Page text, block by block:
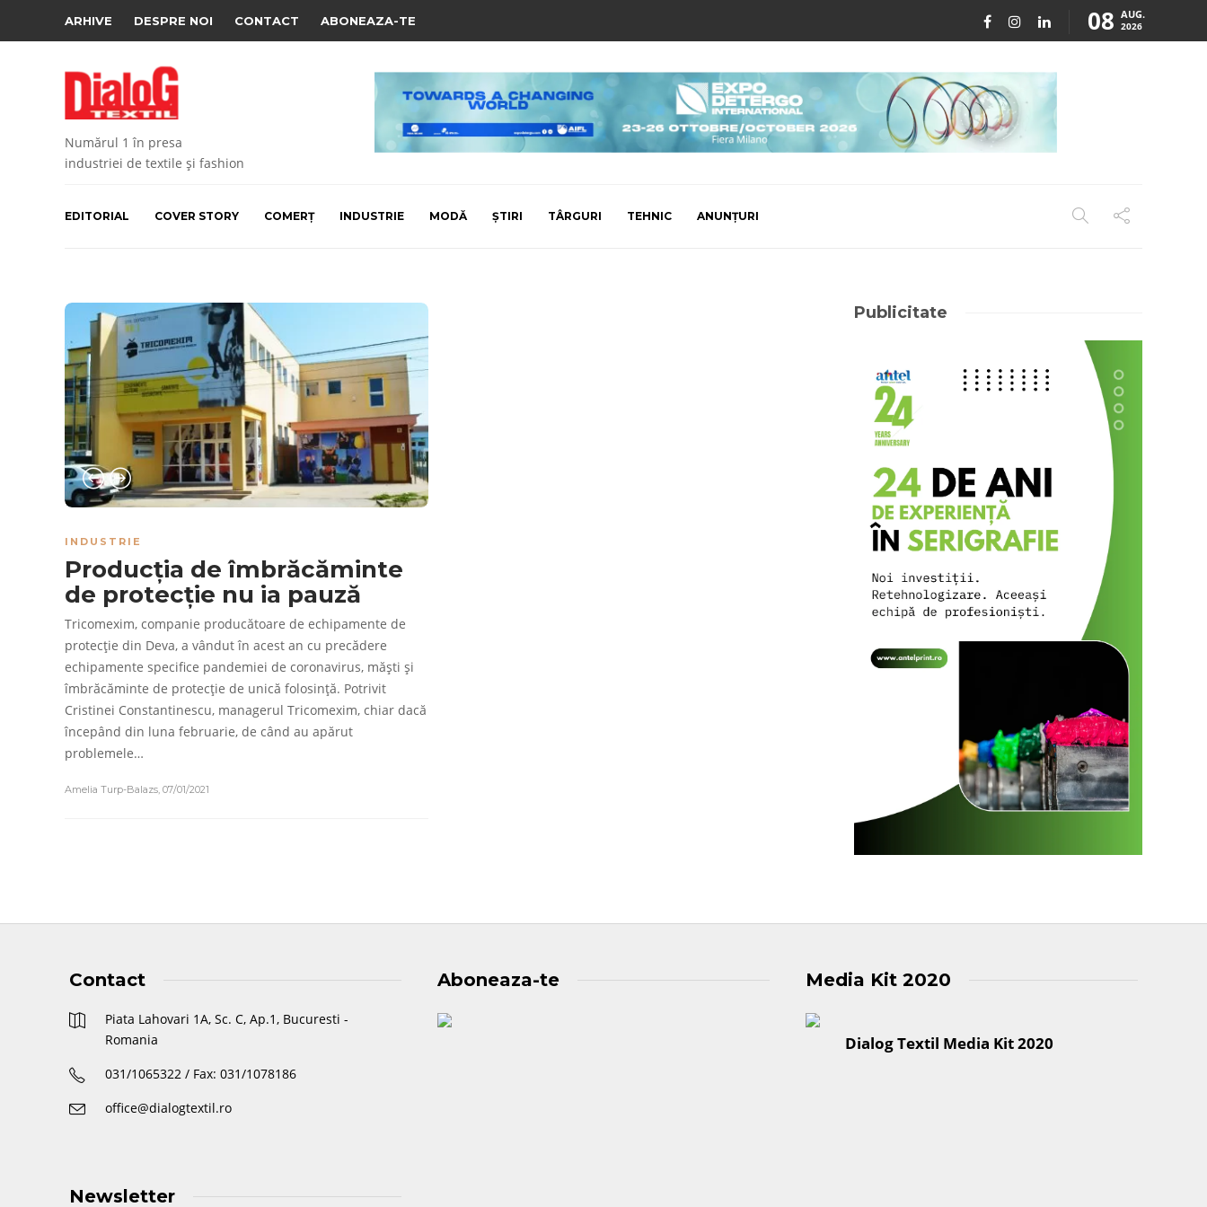
ARHIVE DESPRE NOI CONTACT ABONEAZA-TE 08 AUG.
2026
Numărul 1 în presa
industriei de textile și fashion
EDITORIAL COVER STORY COMERȚ INDUSTRIE MODĂ ȘTIRI TÂRGURI TEHNIC ANUNȚURI
INDUSTRIE
Producția de îmbrăcăminte
de protecție nu ia pauză
Tricomexim, companie producătoare de echipamente de
protecție din Deva, a vândut în acest an cu precădere
echipamente specifice pandemiei de coronavirus, măști și
îmbrăcăminte de protecție de unică folosință. Potrivit
Cristinei Constantinescu, managerul Tricomexim, chiar dacă
începând din luna februarie, de când au apărut
problemele…
Amelia Turp-Balazs, 07/01/2021
Publicitate
Contact
Piata Lahovari 1A, Sc. C, Ap.1, Bucuresti -
Romania
031/1065322 / Fax: 031/1078186
office@dialogtextil.ro
Newsletter
Aboneaza-te Media Kit 2020
Dialog Textil Media Kit 2020